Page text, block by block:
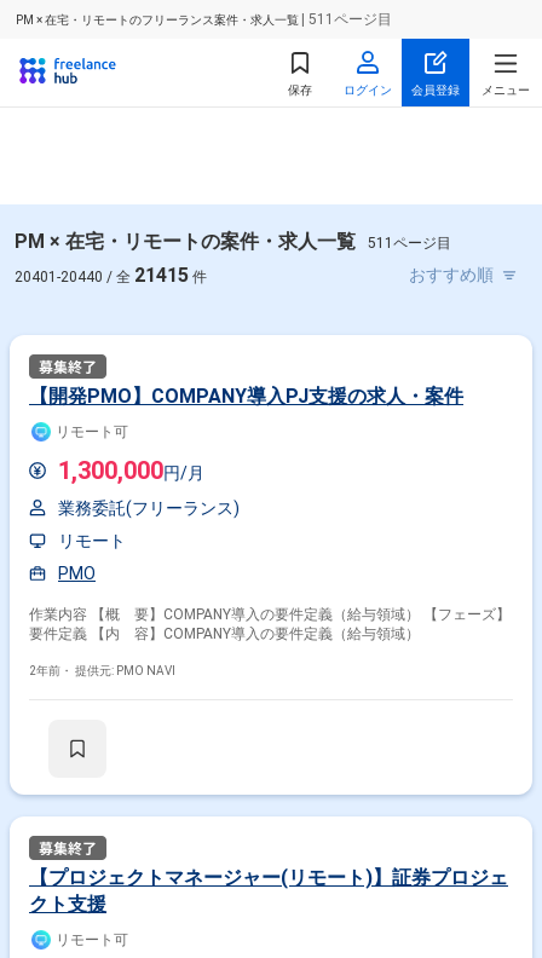
PM × 在宅・リモートのフリーランス案件・求人一覧 | 511ページ目
保存 ログイン 会員登録 メニュー
PM × 在宅・リモートの案件・求人一覧
511ページ目
20401-20440 / 全 21415 件
【開発PMO】COMPANY導入PJ支援の求人・案件
リモート可
1,300,000円/月
業務委託(フリーランス)
リモート
PMO
作業内容 【概 要】COMPANY導入の要件定義（給与領域） 【フェーズ】
要件定義 【内 容】COMPANY導入の要件定義（給与領域）
2年前・ 提供元: PMO NAVI
【プロジェクトマネージャー(リモート)】証券プロジェ
クト支援
リモート可